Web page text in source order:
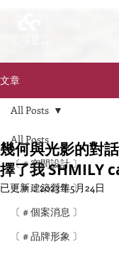
文章
All Posts
〔 # 空間設計 〕
〔 # 建築營造 〕
〔 # 個案消息 〕
〔 # 品牌形象 〕
All Posts
幾何與光影的對
擇了我 SHMILY
已更新：2023年5月24日